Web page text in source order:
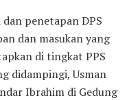
penetapan DPS
dan masukan yang
di tingkat PPS
didampingi, Usman
Ibrahim di Gedung